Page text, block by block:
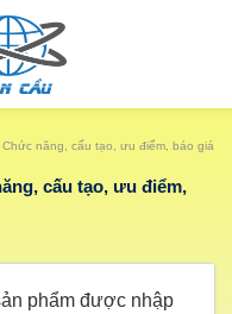
năng, cấu tạo, ưu điểm, báo giá
cấu tạo, ưu điểm,
phẩm được nhập